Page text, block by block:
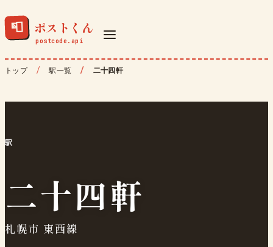
📮 ポストくん
トップ 駅一覧 二十四軒
駅
二十四軒
札幌市 東西線